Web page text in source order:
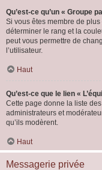
Qu’est-ce qu’un « Groupe
Si vous êtes membre de
déterminer le rang et la
peut vous permettre de
l’utilisateur.
Haut
Qu’est-ce que le lien «
Cette page donne la liste
administrateurs et
qu’ils modèrent.
Haut
Messagerie privée